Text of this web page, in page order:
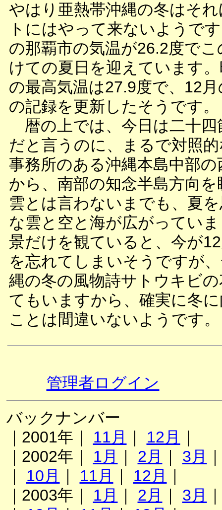
やはり亜熱帯沖縄の冬はそ
トにはやって来ないようで
の那覇市の気温が26.2度で
けての夏日を迎えています
の最高気温は27.9度で、12
の記録を更新したそうです。
暦の上では、今日は二十四
だと言うのに、まるで対照
事務所のある沖縄本島中部
から、南部の知念半島方向
雲とは言わないまでも、夏
な雲と空と海が広がってい
景だけを観ていると、今が
を忘れてしまいそうですが
縄の冬の風物詩サトウキビ
てもいますから、確実に冬
ことは間違いないようです。
管理者ログイン
バックナンバー
｜2001年｜ 11月 12月
｜2002年｜ 1月 2月 3月
10月 11月 12月
｜2003年｜ 1月 2月 3月